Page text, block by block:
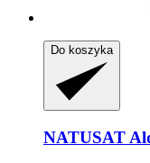
Do koszyka
NATUSAT